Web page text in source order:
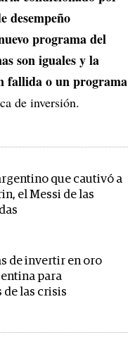
desempeño
programa del
son iguales y la
fallida o un programa
de inversión.
que cautivó a
el Messi de las
de invertir en oro
para
las crisis